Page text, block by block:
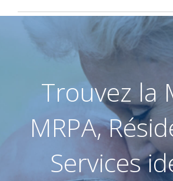
Trouvez la
MRPA,
Services